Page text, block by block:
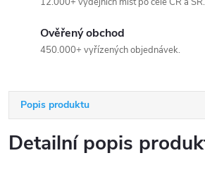
Ověřený obchod
450.000+ vyřízených objednávek.
Popis produktu
Detailní popis